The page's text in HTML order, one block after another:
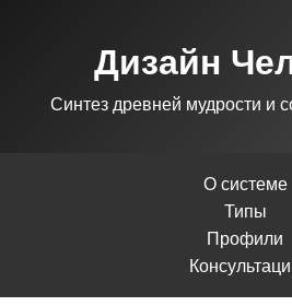
Дизайн
Синтез древней мудрости и
О системе
Типы
Профили